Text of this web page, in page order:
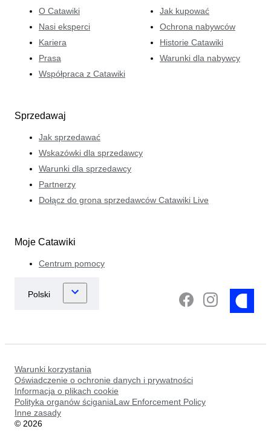
O Catawiki
Nasi eksperci
Kariera
Prasa
Współpraca z Catawiki
Jak kupować
Ochrona nabywców
Historie Catawiki
Warunki dla nabywcy
Sprzedawaj
Jak sprzedawać
Wskazówki dla sprzedawcy
Warunki dla sprzedawcy
Partnerzy
Dołącz do grona sprzedawców Catawiki Live
Moje Catawiki
Centrum pomocy
Warunki korzystania
Oświadczenie o ochronie danych i prywatności
Informacja o plikach cookie
Polityka organów ściganiaLaw Enforcement Policy
Inne zasady
© 2026